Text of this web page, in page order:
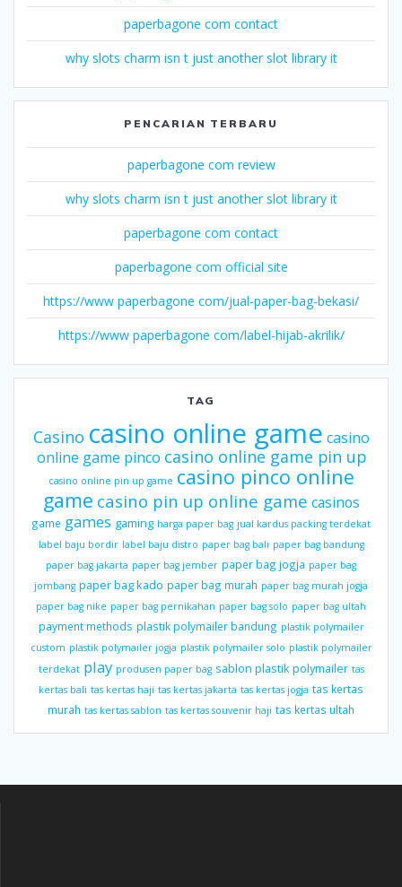
paperbagone com contact
why slots charm isn t just another slot library it
PENCARIAN TERBARU
paperbagone com review
why slots charm isn t just another slot library it
paperbagone com contact
paperbagone com official site
https://www paperbagone com/jual-paper-bag-bekasi/
https://www paperbagone com/label-hijab-akrilik/
TAG
Casino casino online game casino
online game pinco casino online game pin up
casino online pin up game casino pinco online
game casino pin up online game casinos
game games gaming harga paper bag jual kardus packing terdekat
label baju bordir label baju distro paper bag bali paper bag bandung
paper bag jakarta paper bag jember paper bag jogja paper bag
jombang paper bag kado paper bag murah paper bag murah jogja
paper bag nike paper bag pernikahan paper bag solo paper bag ultah
payment methods plastik polymailer bandung plastik polymailer
custom plastik polymailer jogja plastik polymailer solo plastik polymailer
terdekat play produsen paper bag sablon plastik polymailer tas
kertas bali tas kertas haji tas kertas jakarta tas kertas jogja tas kertas
murah tas kertas sablon tas kertas souvenir haji tas kertas ultah